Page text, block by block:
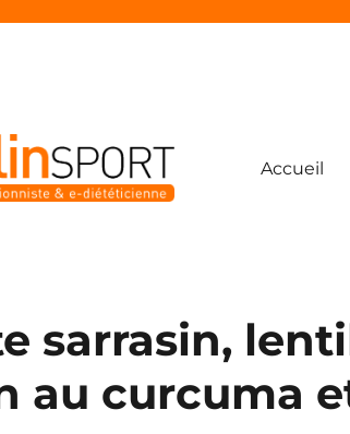
Accueil
sarrasin,
au curcuma